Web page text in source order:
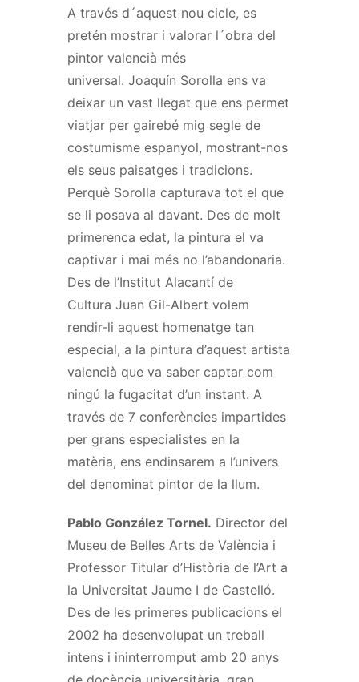
A través d ´aquest nou cicle, es
pretén mostrar i valorar l ´obra del
pintor valencià més
universal. Joaquín Sorolla ens va
deixar un vast llegat que ens permet
viatjar per gairebé mig segle de
costumisme espanyol, mostrant-nos
els seus paisatges i tradicions.
Perquè Sorolla capturava tot el que
se li posava al davant. Des de molt
primerenca edat, la pintura el va
captivar i mai més no l’abandonaria.
Des de l’Institut Alacantí de
Cultura Juan Gil-Albert volem
rendir-li aquest homenatge tan
especial, a la pintura d’aquest artista
valencià que va saber captar com
ningú la fugacitat d’un instant. A
través de 7 conferències impartides
per grans especialistes en la
matèria, ens endinsarem a l’univers
del denominat pintor de la llum.
Pablo González Tornel. Director del
Museu de Belles Arts de València i
Professor Titular d’Història de l’Art a
la Universitat Jaume I de Castelló.
Des de les primeres publicacions el
2002 ha desenvolupat un treball
intens i ininterromput amb 20 anys